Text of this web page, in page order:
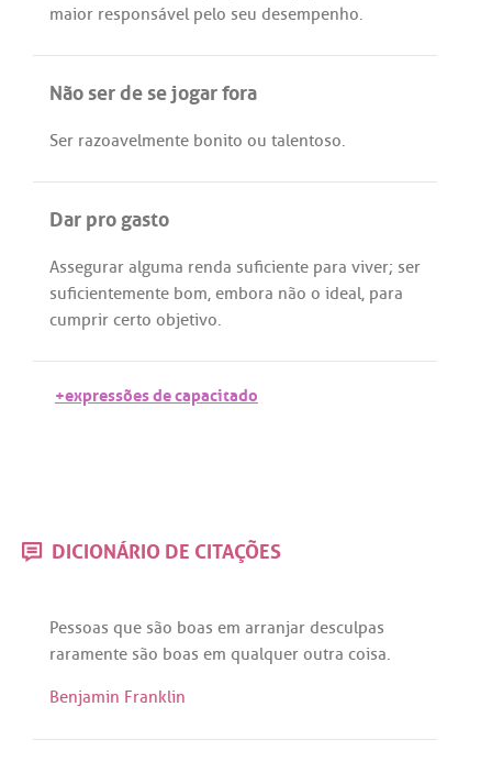
maior responsável pelo seu desempenho.
Não ser de se jogar fora
Ser razoavelmente bonito ou talentoso.
Dar pro gasto
Assegurar alguma renda suficiente para viver; ser
suficientemente bom, embora não o ideal, para
cumprir certo objetivo.
+expressões de capacitado
DICIONÁRIO DE CITAÇÕES
Pessoas que são boas em arranjar desculpas
raramente são boas em qualquer outra coisa.
Benjamin Franklin